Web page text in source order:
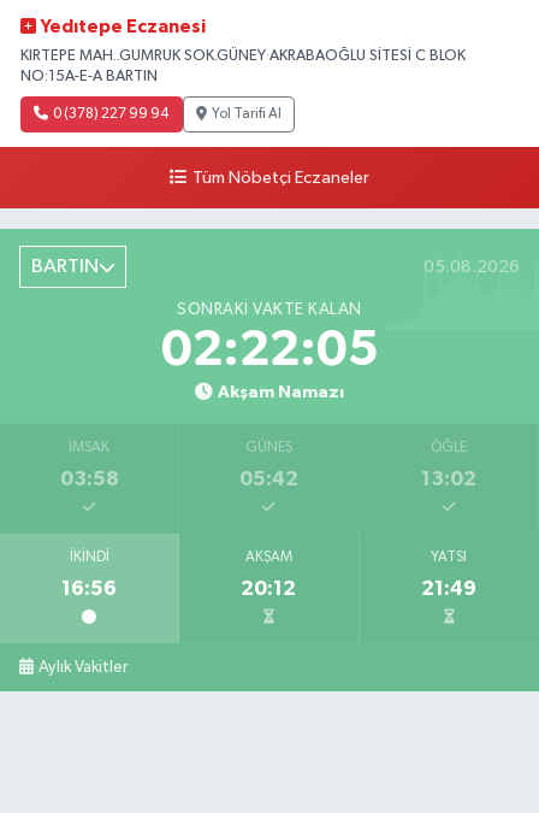
Yedıtepe Eczanesi
KIRTEPE MAH..GUMRUK SOK.GÜNEY AKRABAOĞLU SİTESİ C BLOK
NO:15A-E-A BARTIN
0 (378) 227 99 94 Yol Tarifi Al
Tüm Nöbetçi Eczaneler
BARTIN 05.08.2026
SONRAKI VAKTE KALAN
02:22:04
Akşam Namazı
İMSAK
03:58
GÜNEŞ
05:42
ÖĞLE
13:02
İKINDI
16:56
AKŞAM
20:12
YATSI
21:49
Aylık Vakitler